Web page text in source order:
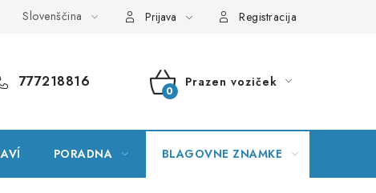
Slovar Zemljevid spletne strani Moje naročilo
Slovenščina Prijava Registracija
777218816
NAKUPOVALNI
Prazen voziček
PORADNA BLAGOVNE ZNAMKE